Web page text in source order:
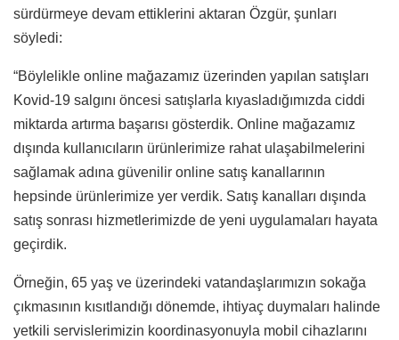
sürdürmeye devam ettiklerini aktaran Özgür, şunları
söyledi:
“Böylelikle online mağazamız üzerinden yapılan satışları
Kovid-19 salgını öncesi satışlarla kıyasladığımızda ciddi
miktarda artırma başarısı gösterdik. Online mağazamız
dışında kullanıcıların ürünlerimize rahat ulaşabilmelerini
sağlamak adına güvenilir online satış kanallarının
hepsinde ürünlerimize yer verdik. Satış kanalları dışında
satış sonrası hizmetlerimizde de yeni uygulamaları hayata
geçirdik.
Örneğin, 65 yaş ve üzerindeki vatandaşlarımızın sokağa
çıkmasının kısıtlandığı dönemde, ihtiyaç duymaları halinde
yetkili servislerimizin koordinasyonuyla mobil cihazlarını